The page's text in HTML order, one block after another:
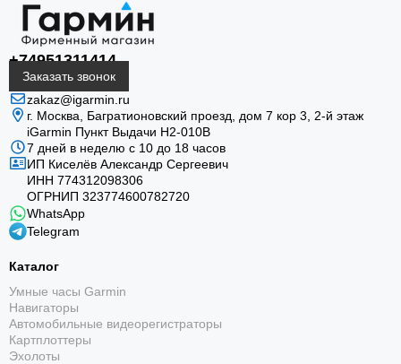
+74951311414
Заказать звонок
zakaz@igarmin.ru
г. Москва, Багратионовский проезд, дом 7 кор 3, 2-й этаж
iGarmin Пункт Выдачи Н2-010В
7 дней в неделю с 10 до 18 часов
ИП Киселёв Александр Сергеевич
ИНН 774312098306
ОГРНИП 323774600782720
WhatsApp
Telegram
Каталог
Умные часы Garmin
Навигаторы
Автомобильные видеорегистраторы
Картплоттеры
Эхолоты